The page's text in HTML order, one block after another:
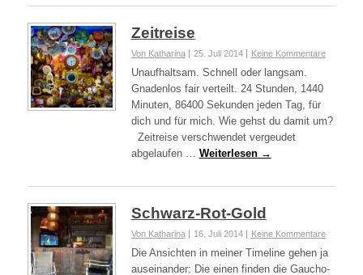
Zeitreise
Von Katharina 25. Juli 2014 Keine Kommentare
Unaufhaltsam. Schnell oder langsam.
Gnadenlos fair verteilt. 24 Stunden, 1440
Minuten, 86400 Sekunden jeden Tag, für
dich und für mich. Wie gehst du damit um?
Zeitreise verschwendet vergeudet
abgelaufen … Weiterlesen →
Schwarz-Rot-Gold
Von Katharina 16. Juli 2014 Keine Kommentare
Die Ansichten in meiner Timeline gehen ja
auseinander: Die einen finden die Gaucho-